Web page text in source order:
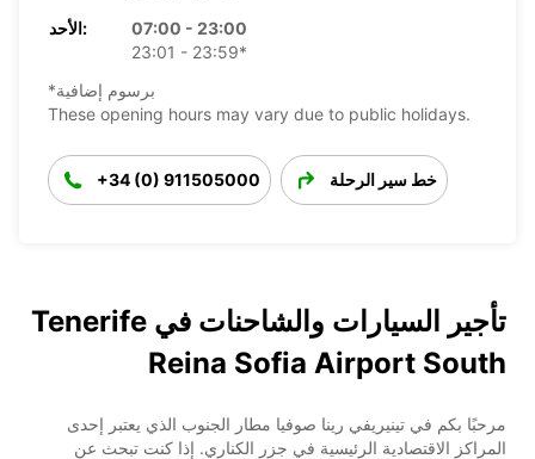
الأحد:
07:00 - 23:00
23:01 - 23:59*
*برسوم إضافية
These opening hours may vary due to public holidays.
+34 (0) 911505000 خط سير الرحلة
تأجير السيارات والشاحنات في Tenerife
Reina Sofia Airport South
مرحبًا بكم في تينيريفي رينا صوفيا مطار الجنوب الذي يعتبر إحدى
المراكز الاقتصادية الرئيسية في جزر الكناري. إذا كنت تبحث عن